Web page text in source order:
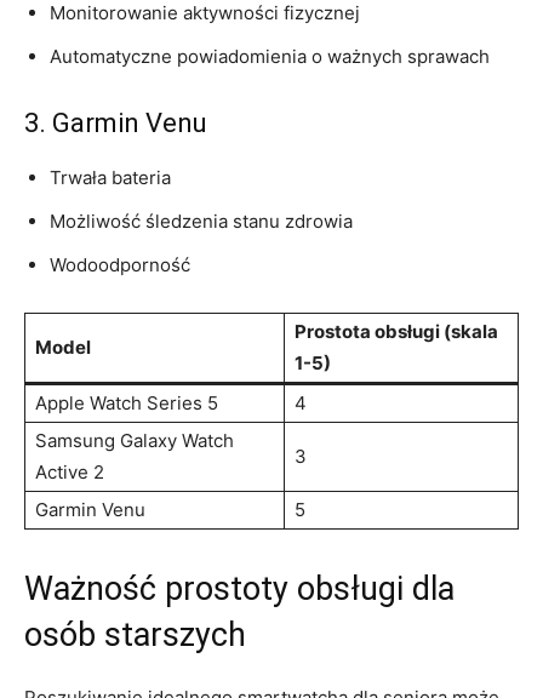
Monitorowanie aktywności fizycznej
Automatyczne powiadomienia o⁢ ważnych sprawach
3. Garmin Venu
Trwała​ bateria
Możliwość śledzenia stanu ⁣zdrowia
Wodoodporność
Model
Prostota obsługi (skala
1-5)
Apple Watch Series ⁢5
4
Samsung Galaxy Watch
Active 2
3
Garmin Venu 5
Ważność prostoty obsługi⁢ dla
osób starszych